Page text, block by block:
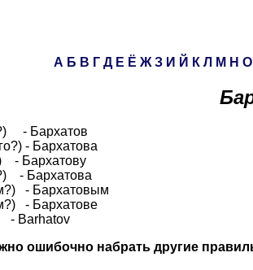
А Б В Г Д Е Ё Ж З И Й К Л М Н О
- Бархатов
- Бархатова
- Бархатову
- Бархатова
- Бархатовым
- Бархатове
Barhatov
ошибочно набрать другие